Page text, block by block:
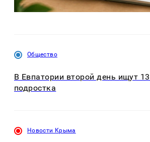
Общество
В Евпатории второй день ищут
подростка
Новости Крыма